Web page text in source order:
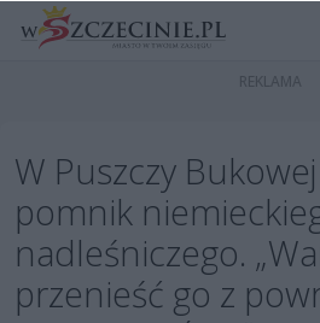
W Puszczy
pomnik
nadleśniczego.
przenieść go z